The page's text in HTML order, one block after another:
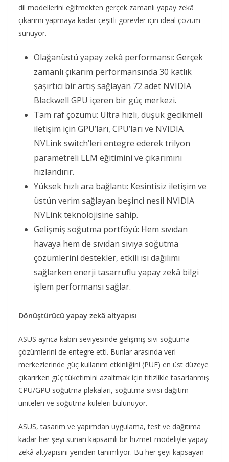
dil modellerini eğitmekten gerçek zamanlı yapay zekâ
çıkarımı yapmaya kadar çeşitli görevler için ideal çözüm
sunuyor.
Olağanüstü yapay zekâ performansı: Gerçek
zamanlı çıkarım performansında 30 katlık
şaşırtıcı bir artış sağlayan 72 adet NVIDIA
Blackwell GPU içeren bir güç merkezi.
Tam raf çözümü: Ultra hızlı, düşük gecikmeli
iletişim için GPU’ları, CPU’ları ve NVIDIA
NVLink switch’leri entegre ederek trilyon
parametreli LLM eğitimini ve çıkarımını
hızlandırır.
Yüksek hızlı ara bağlantı: Kesintisiz iletişim ve
üstün verim sağlayan beşinci nesil NVIDIA
NVLink teknolojisine sahip.
Gelişmiş soğutma portföyü: Hem sıvıdan
havaya hem de sıvıdan sıvıya soğutma
çözümlerini destekler, etkili ısı dağılımı
sağlarken enerji tasarruflu yapay zekâ bilgi
işlem performansı sağlar.
Dönüştürücü yapay zekâ altyapısı
ASUS ayrıca kabin seviyesinde gelişmiş sıvı soğutma
çözümlerini de entegre etti. Bunlar arasında veri
merkezlerinde güç kullanım etkinliğini (PUE) en üst düzeye
çıkarırken güç tüketimini azaltmak için titizlikle tasarlanmış
CPU/GPU soğutma plakaları, soğutma sıvısı dağıtım
üniteleri ve soğutma kuleleri bulunuyor.
ASUS, tasarım ve yapımdan uygulama, test ve dağıtıma
kadar her şeyi sunan kapsamlı bir hizmet modeliyle yapay
zekâ altyapısını yeniden tanımlıyor. Bu her şeyi kapsayan